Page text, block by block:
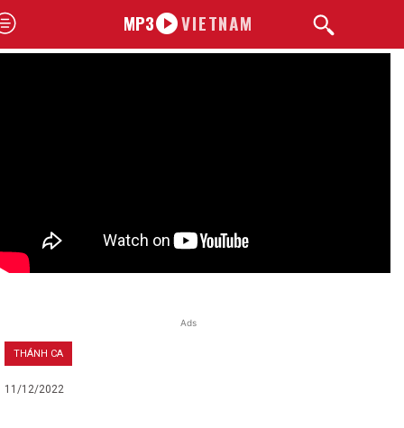
MP3 VIETNAM
Ads
THÁNH CA
11/12/2022